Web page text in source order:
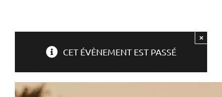
CET ÉVÈNEMENT EST PASSÉ
×